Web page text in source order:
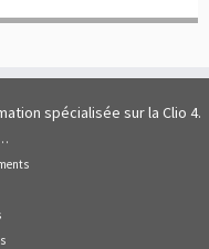
spécialisée sur la Clio 4.